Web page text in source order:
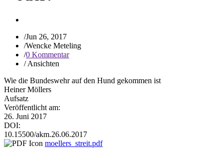
/Jun 26, 2017
/Wencke Meteling
/0 Kommentar
/Ansichten
Wie die Bundeswehr auf den Hund gekommen ist
Heiner Möllers
Aufsatz
Veröffentlicht am:
26. Juni 2017
DOI:
10.15500/akm.26.06.2017
moellers_streit.pdf